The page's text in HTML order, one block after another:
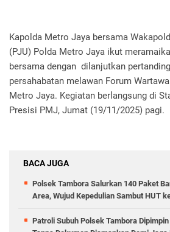
Kapolda Metro Jaya bersama
(PJU) Polda Metro Jaya ikut
bersama dengan dilanjutkan
persahabatan melawan Forum
Metro Jaya. Kegiatan berlangsung di
Presisi PMJ, Jumat (19/11/2025) pagi.
BACA JUGA
Polsek Tambora Salurkan 140 Paket
Area, Wujud Kepedulian Sambut HUT
Patroli Subuh Polsek Tambora